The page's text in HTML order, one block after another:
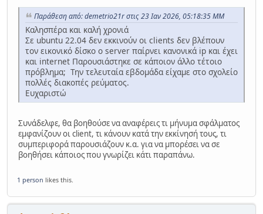
Παράθεση από: demetrio21r στις 23 Ιαν 2026, 05:18:35 ΜΜ
Καλησπέρα και καλή χρονιά
Σε ubuntu 22.04 δεν εκκινούν οι clients δεν βλέπουν
τον εικονικό δίσκο ο server παίρνει κανονικά ip και έχει
και internet Παρουσιάστηκε σε κάποιον άλλο τέτοιο
πρόβλημα; Την τελευταία εβδομάδα είχαμε στο σχολείο
πολλές διακοπές ρεύματος.
Ευχαριστώ
Συνάδελφε, θα βοηθούσε να αναφέρεις τι μήνυμα σφάλματος
εμφανίζουν οι client, τι κάνουν κατά την εκκίνησή τους, τι
συμπεριφορά παρουσιάζουν κ.α. για να μπορέσει να σε
βοηθήσει κάποιος που γνωρίζει κάτι παραπάνω.
1 person likes this.